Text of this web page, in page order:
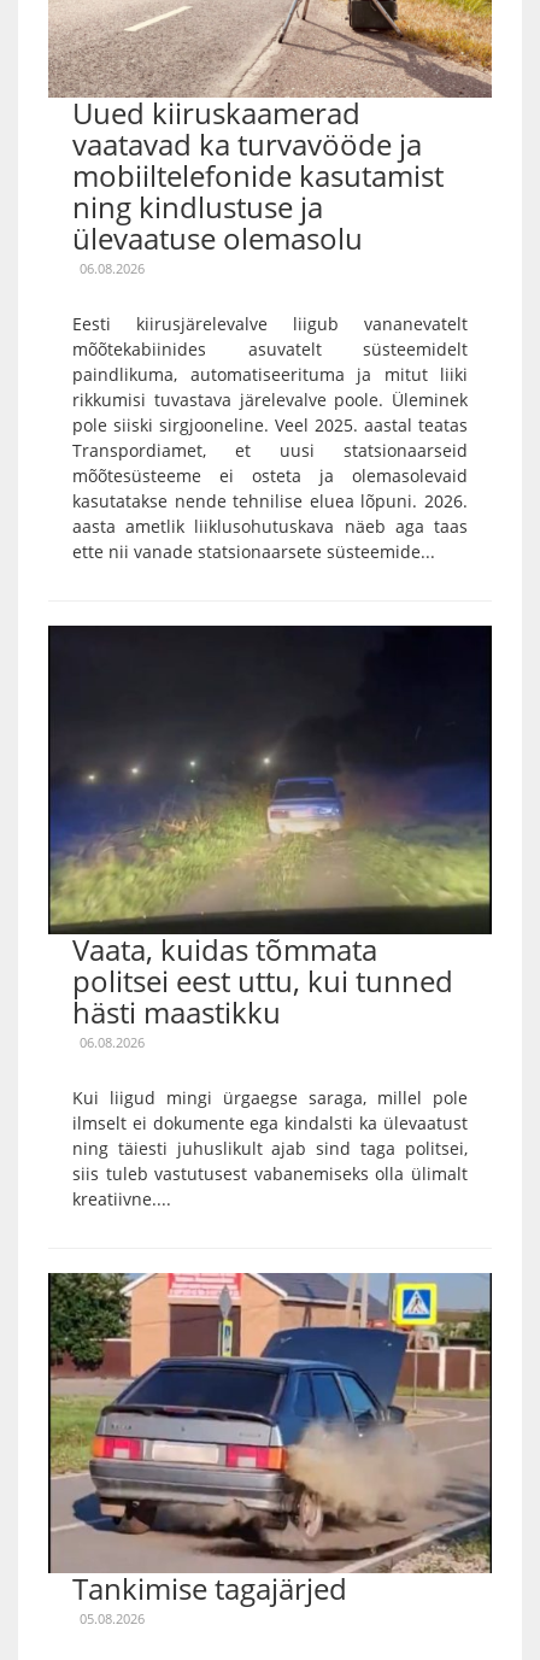
Uued kiiruskaamerad
vaatavad ka turvavööde ja
mobiiltelefonide kasutamist
ning kindlustuse ja
ülevaatuse olemasolu
06.08.2026
Eesti kiirusjärelevalve liigub vananevatelt
mõõtekabiinides asuvatelt süsteemidelt
paindlikuma, automatiseerituma ja mitut liiki
rikkumisi tuvastava järelevalve poole. Üleminek
pole siiski sirgjooneline. Veel 2025. aastal teatas
Transpordiamet, et uusi statsionaarseid
mõõtesüsteeme ei osteta ja olemasolevaid
kasutatakse nende tehnilise eluea lõpuni. 2026.
aasta ametlik liiklusohutuskava näeb aga taas
ette nii vanade statsionaarsete süsteemide...
Vaata, kuidas tõmmata
politsei eest uttu, kui tunned
hästi maastikku
06.08.2026
Kui liigud mingi ürgaegse saraga, millel pole
ilmselt ei dokumente ega kindalsti ka ülevaatust
ning täiesti juhuslikult ajab sind taga politsei,
siis tuleb vastutusest vabanemiseks olla ülimalt
kreatiivne....
Tankimise tagajärjed
05.08.2026